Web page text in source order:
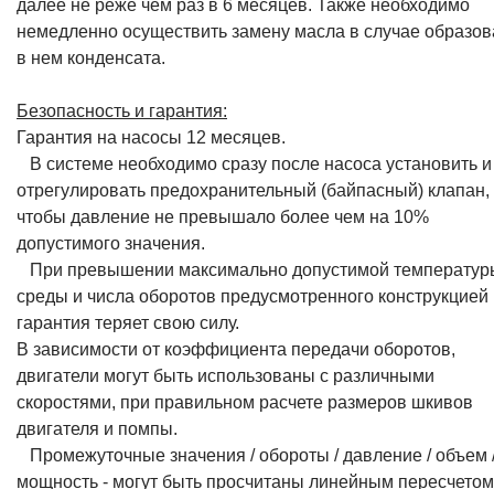
далее не реже чем раз в 6 месяцев. Также необходимо
немедленно осуществить замену масла в случае
в нем конденсата.
Безопасность и гарантия:
Гарантия на насосы 12 месяцев.
В системе необходимо сразу после насоса установить и
отрегулировать предохранительный (байпасный) клапан,
чтобы давление не превышало более чем на 10%
допустимого значения.
При превышении максимально допустимой
среды и числа оборотов предусмотренного конструкцией
гарантия теряет свою силу.
В зависимости от коэффициента передачи оборотов,
двигатели могут быть использованы с различными
скоростями, при правильном расчете размеров шкивов
двигателя и помпы.
Промежуточные значения / обороты / давление / объем
мощность - могут быть просчитаны линейным